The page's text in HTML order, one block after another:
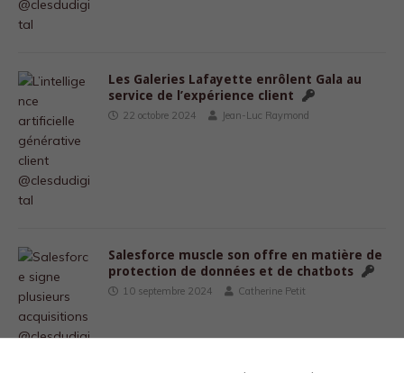
Les Galeries Lafayette enrôlent Gala au
service de l’expérience client
22 octobre 2024 Jean-Luc Raymond
Salesforce muscle son offre en matière de
protection de données et de chatbots
10 septembre 2024 Catherine Petit